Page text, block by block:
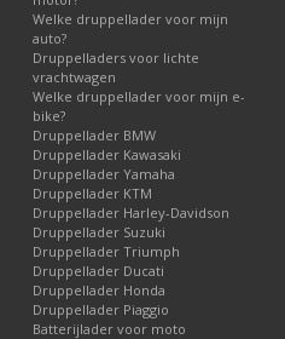
Welke druppellader voor mijn
auto?
Druppelladers voor lichte
vrachtwagen
Welke druppellader voor mijn e-
bike?
Druppellader BMW
Druppellader Kawasaki
Druppellader Yamaha
Druppellader KTM
Druppellader Harley-Davidson
Druppellader Suzuki
Druppellader Triumph
Druppellader Ducati
Druppellader Honda
Druppellader Piaggio
Batterijlader voor moto